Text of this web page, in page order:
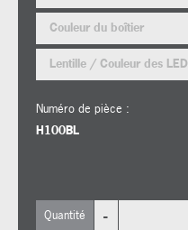
Couleur du boîtier
Lentille / Couleur des LED
Numéro de pièce :
H100BL
Quantité -